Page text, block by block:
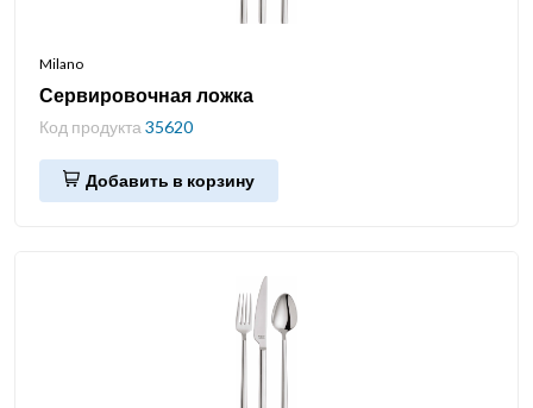
Milano
Сервировочная ложка
Код продукта 35620
Добавить в корзину